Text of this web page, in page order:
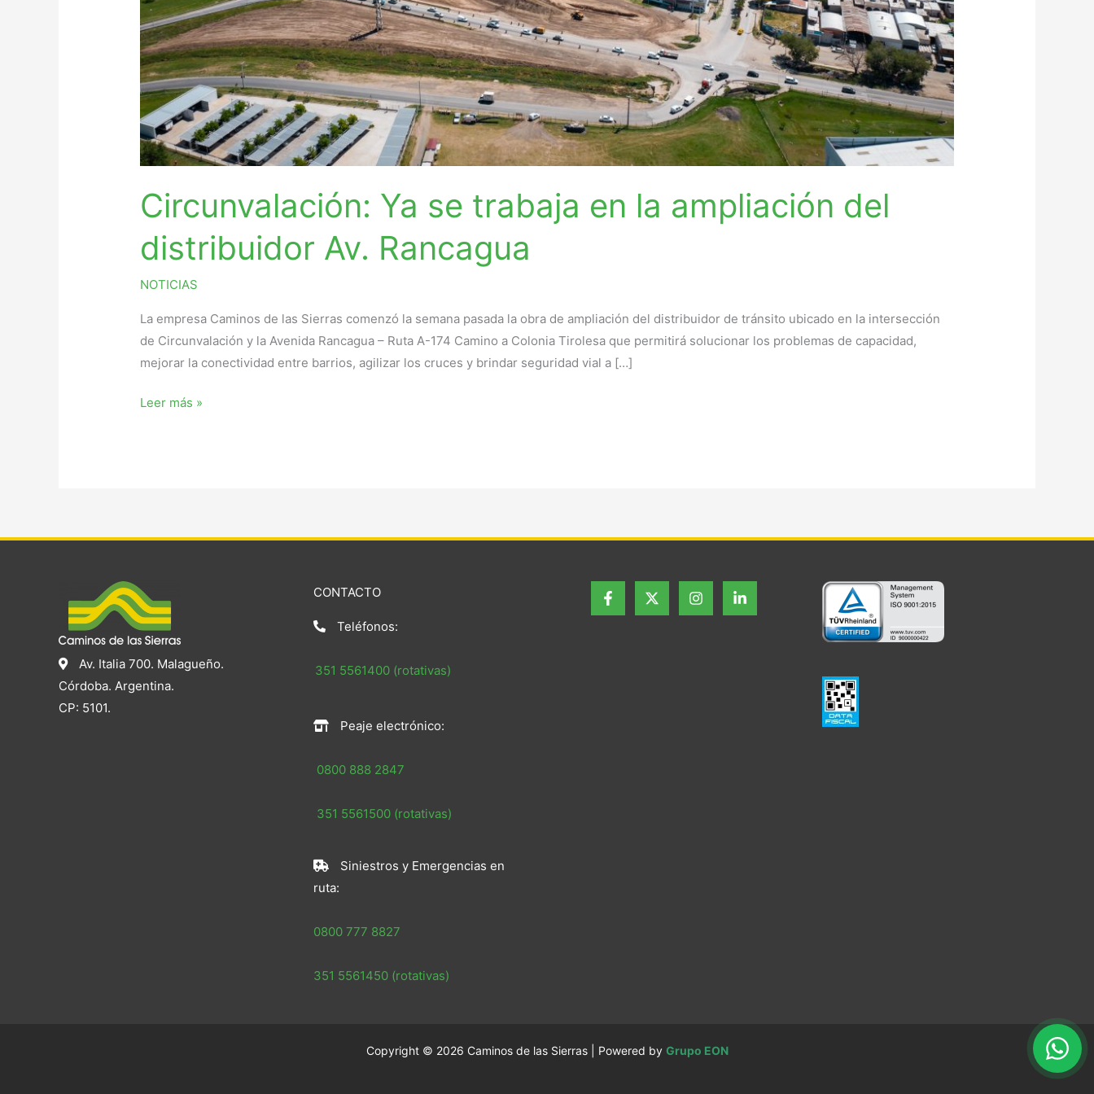
Circunvalación: Ya se trabaja en la ampliación del
distribuidor Av. Rancagua
NOTICIAS
La empresa Caminos de las Sierras comenzó la semana pasada la obra de ampliación del distribuidor de tránsito ubicado en la intersección
de Circunvalación y la Avenida Rancagua – Ruta A-174 Camino a Colonia Tirolesa que permitirá solucionar los problemas de capacidad,
mejorar la conectividad entre barrios, agilizar los cruces y brindar seguridad vial a […]
Leer más »
Av. Italia 700. Malagueño.
Córdoba. Argentina.
CP: 5101.
CONTACTO
Teléfonos:
351 5561400 (rotativas)
Peaje electrónico:
0800 888 2847
351 5561500 (rotativas)
Siniestros y Emergencias en
ruta:
0800 777 8827
351 5561450 (rotativas)
Copyright © 2026 Caminos de las Sierras | Powered by Grupo EON